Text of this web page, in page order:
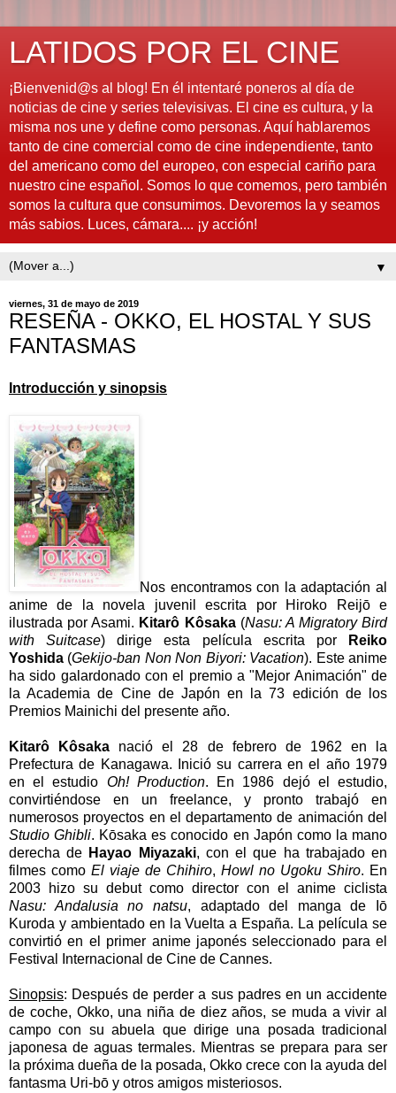
LATIDOS POR EL CINE
¡Bienvenid@s al blog! En él intentaré poneros al día de
noticias de cine y series televisivas. El cine es cultura, y la
misma nos une y define como personas. Aquí hablaremos
tanto de cine comercial como de cine independiente, tanto
del americano como del europeo, con especial cariño para
nuestro cine español. Somos lo que comemos, pero también
somos la cultura que consumimos. Devoremos la y seamos
más sabios. Luces, cámara.... ¡y acción!
▼
viernes, 31 de mayo de 2019
RESEÑA - OKKO, EL HOSTAL Y SUS
FANTASMAS
Introducción y sinopsis
Nos encontramos con la adaptación al
anime de la novela juvenil escrita por Hiroko Reijō e
ilustrada por Asami. Kitarô Kôsaka(Nasu: A Migratory Bird
with Suitcase) dirige esta película escrita por
Reiko
Yoshida (Gekijo-ban Non Non Biyori: Vacation). Este anime
ha sido galardonado con el premio a "Mejor Animación" de
la Academia de Cine de Japón en la 73 edición de los
Premios Mainichi del presente año.
Kitarô Kôsaka nació el 28 de febrero de 1962 en la
Prefectura de Kanagawa. Inició su carrera en el año 1979
en el estudio Oh! Production. En 1986 dejó el estudio,
convirtiéndose en un freelance, y pronto trabajó en
numerosos proyectos en el departamento de animación del
Studio Ghibli. Kōsaka es conocido en Japón como la mano
derecha de Hayao Miyazaki, con el que ha trabajado en
filmes como El viaje de Chihiro, Howl no Ugoku Shiro. En
2003 hizo su debut como director con el anime ciclista
Nasu: Andalusia no natsu, adaptado del manga de Iō
Kuroda y ambientado en la Vuelta a España. La película se
convirtió en el primer anime japonés seleccionado para el
Festival Internacional de Cine de Cannes.
Sinopsis: Después de perder a sus padres en un accidente
de coche, Okko, una niña de diez años, se muda a vivir al
campo con su abuela que dirige una posada tradicional
japonesa de aguas termales. Mientras se prepara para ser
la próxima dueña de la posada, Okko crece con la ayuda del
fantasma Uri-bō y otros amigos misteriosos.